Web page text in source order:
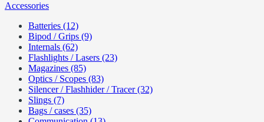
Accessories
Batteries (12)
Bipod / Grips (9)
Internals (62)
Flashlights / Lasers (23)
Magazines (85)
Optics / Scopes (83)
Silencer / Flashhider / Tracer (32)
Slings (7)
Bags / cases (35)